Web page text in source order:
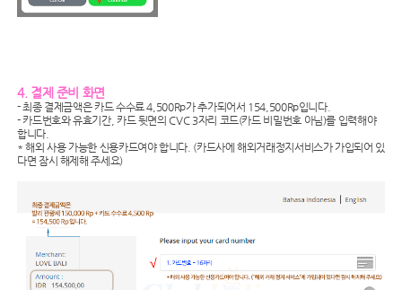
4. 결제 준비 화면
- 최종 결제금액은 카드 수수료 4,500Rp가 추가되어서 154,500Rp입니다.
- 카드번호와 유효기간, 카드 뒷면의 CVC 3자리 코드(카드 비밀번호 아님)를 입력해야
합니다.
* 해외 사용 가능한 신용카드여야 합니다. (카드사에 해외거래정지서비스가 가입되어 있
다면 잠시 해제해 주세요)